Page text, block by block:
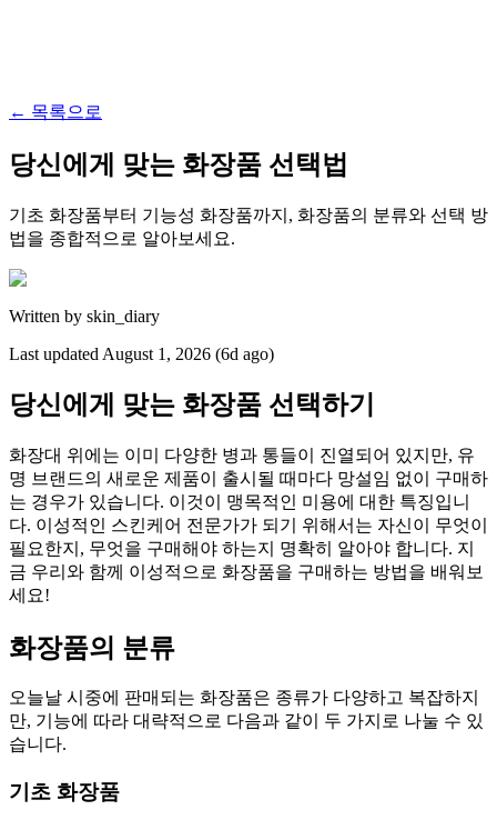
← 목록으로
당신에게 맞는 화장품 선택법
기초 화장품부터 기능성 화장품까지, 화장품의 분류와 선택 방
법을 종합적으로 알아보세요.
Written by skin_diary
Last updated August 1, 2026 (6d ago)
당신에게 맞는 화장품 선택하기
화장대 위에는 이미 다양한 병과 통들이 진열되어 있지만, 유
명 브랜드의 새로운 제품이 출시될 때마다 망설임 없이 구매하
는 경우가 있습니다. 이것이 맹목적인 미용에 대한 특징입니
다. 이성적인 스킨케어 전문가가 되기 위해서는 자신이 무엇이
필요한지, 무엇을 구매해야 하는지 명확히 알아야 합니다. 지
금 우리와 함께 이성적으로 화장품을 구매하는 방법을 배워보
세요!
화장품의 분류
오늘날 시중에 판매되는 화장품은 종류가 다양하고 복잡하지
만, 기능에 따라 대략적으로 다음과 같이 두 가지로 나눌 수 있
습니다.
기초 화장품